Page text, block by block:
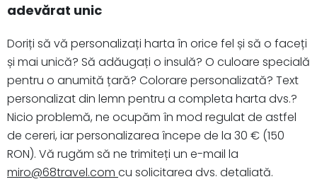
adevărat unic
Doriți să vă personalizați harta în orice fel și să o faceți
și mai unică? Să adăugați o insulă? O culoare specială
pentru o anumită țară? Colorare personalizată? Text
personalizat din lemn pentru a completa harta dvs.?
Nicio problemă, ne ocupăm în mod regulat de astfel
de cereri, iar personalizarea începe de la 30 € (150
RON). Vă rugăm să ne trimiteți un e-mail la
miro@68travel.com cu solicitarea dvs. detaliată.